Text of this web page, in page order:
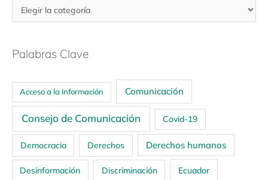
Palabras Clave
Acceso a la Información Comunicación
Consejo de Comunicación Covid-19
Democracia Derechos Derechos humanos
Desinformación Discriminación Ecuador